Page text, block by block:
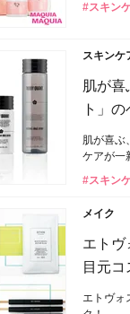
#スキン
スキンケ
肌が喜
ト」
肌が喜ぶ
ケアが一
#スキン
メイク
エトヴ
目元コ
エトヴォ